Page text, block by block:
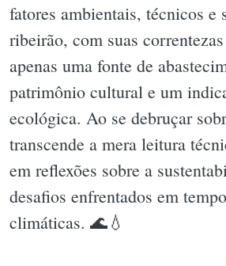
fatores ambientais, técnicos e
ribeirão, com suas
apenas uma fonte de
patrimônio cultural e um
ecológica. Ao se debruçar
transcende a mera leitura
em reflexões sobre a
desafios enfrentados em
climáticas. 🌊💧